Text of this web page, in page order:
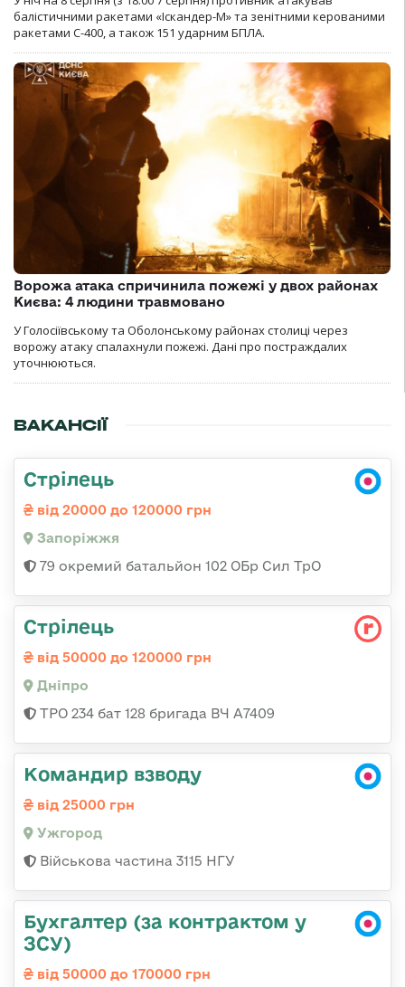
балістичними ракетами «Іскандер-М» та зенітними керованими
ракетами С-400, а також 151 ударним БПЛА.
Ворожа атака спричинила пожежі у двох районах
Києва: 4 людини травмовано
У Голосіївському та Оболонському районах столиці через
ворожу атаку спалахнули пожежі. Дані про постраждалих
уточнюються.
ВАКАНСІЇ
Стрілець
від 20000 до 120000 грн
Запоріжжя
79 окремий батальйон 102 ОБр Сил ТрО
Стрілець
від 50000 до 120000 грн
Дніпро
ТРО 234 бат 128 бригада ВЧ А7409
Командир взводу
від 25000 грн
Ужгород
Військова частина 3115 НГУ
Бухгалтер (за контрактом у
ЗСУ)
від 50000 до 170000 грн